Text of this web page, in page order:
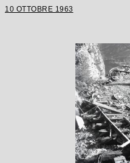
10 OTTOBRE 1963